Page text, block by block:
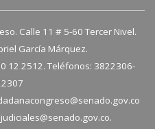
Calle 11 # 5-60 Tercer Nivel.
García Márquez.
12 2512. Teléfonos: 3822306-
judiciales@senado.gov.co.